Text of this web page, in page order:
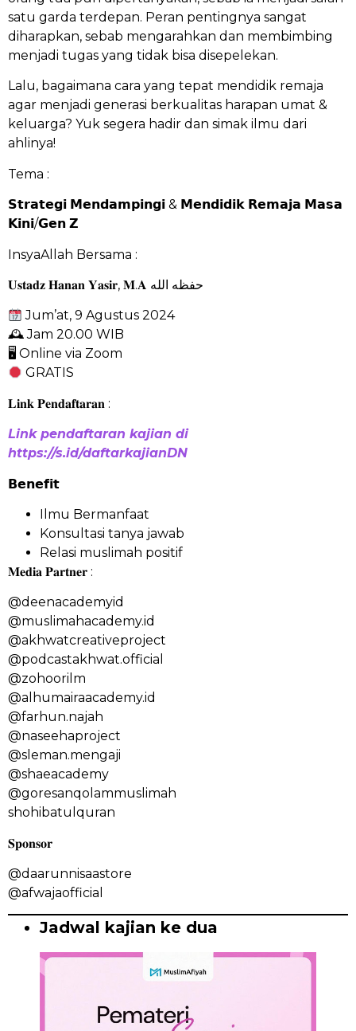
satu garda terdepan. Peran pentingnya sangat
diharapkan, sebab mengarahkan dan membimbing
menjadi tugas yang tidak bisa disepelekan.
Lalu, bagaimana cara yang tepat mendidik remaja
agar menjadi generasi berkualitas harapan umat &
keluarga? Yuk segera hadir dan simak ilmu dari
ahlinya!
Tema :
𝗦𝘁𝗿𝗮𝘁𝗲𝗴𝗶 𝗠𝗲𝗻𝗱𝗮𝗺𝗽𝗶𝗻𝗴𝗶 & 𝗠𝗲𝗻𝗱𝗶𝗱𝗶𝗸 𝗥𝗲𝗺𝗮𝗷𝗮 𝗠𝗮𝘀𝗮
𝗞𝗶𝗻𝗶/𝗚𝗲𝗻 𝗭
InsyaAllah Bersama :
𝐔𝐬𝐭𝐚𝐝𝐳 𝐇𝐚𝐧𝐚𝐧 𝐘𝐚𝐬𝐢𝐫, 𝐌.𝐀 حفظه الله
Jum’at, 9 Agustus 2024
🕰 Jam 20.00 WIB
🖥 Online via Zoom
GRATIS
𝐋𝐢𝐧𝐤 𝐏𝐞𝐧𝐝𝐚𝐟𝐭𝐚𝐫𝐚𝐧 :
Link pendaftaran kajian di
https://s.id/daftarkajianDN
𝗕𝗲𝗻𝗲𝗳𝗶𝘁
Ilmu Bermanfaat
Konsultasi tanya jawab
Relasi muslimah positif
𝐌𝐞𝐝𝐢𝐚 𝐏𝐚𝐫𝐭𝐧𝐞𝐫 :
@deenacademyid
@muslimahacademy.id
@akhwatcreativeproject
@podcastakhwat.official
@zohoorilm
@alhumairaacademy.id
@farhun.najah
@naseehaproject
@sleman.mengaji
@shaeacademy
@goresanqolammuslimah
shohibatulquran
𝐒𝐩𝐨𝐧𝐬𝐨𝐫
@daarunnisaastore
@afwajaofficial
Jadwal kajian ke dua